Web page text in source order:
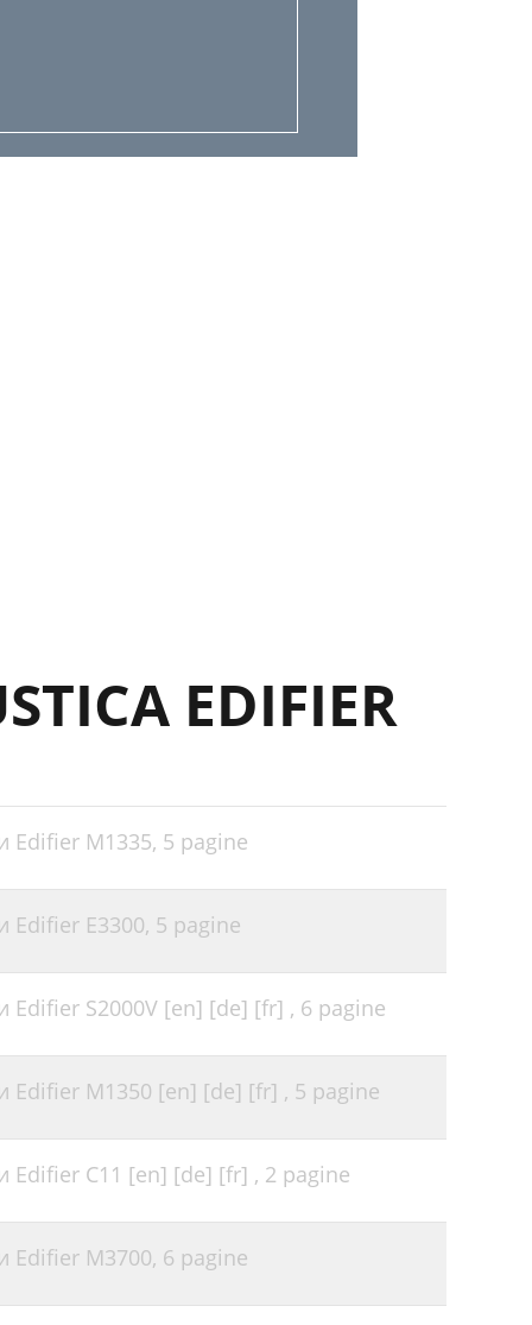
EDIFIER
Edifier M1335, 5 pagine
Edifier E3300, 5 pagine
Edifier S2000V [en] [de] [fr] , 6 pagine
Edifier M1350 [en] [de] [fr] , 5 pagine
Edifier C11 [en] [de] [fr] , 2 pagine
Edifier M3700, 6 pagine